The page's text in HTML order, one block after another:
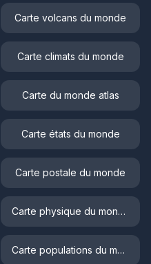
Carte volcans du monde
Carte climats du monde
Carte du monde atlas
Carte états du monde
Carte postale du monde
Carte physique du monde
Carte populations du monde